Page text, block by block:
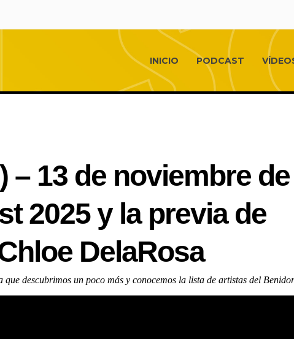
INICIO PODCAST
13 de noviembre
2025 y la previa de
DelaRosa
descubrimos un poco más y conocemos la lista de artistas del